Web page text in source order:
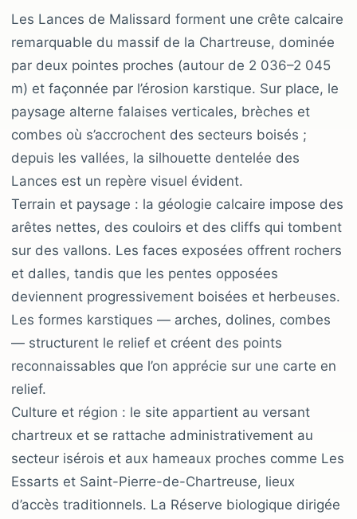
Les Lances de Malissard forment une crête calcaire
remarquable du massif de la Chartreuse, dominée
par deux pointes proches (autour de 2 036–2 045
m) et façonnée par l’érosion karstique. Sur place, le
paysage alterne falaises verticales, brèches et
combes où s’accrochent des secteurs boisés ;
depuis les vallées, la silhouette dentelée des
Lances est un repère visuel évident.
Terrain et paysage : la géologie calcaire impose des
arêtes nettes, des couloirs et des cliffs qui tombent
sur des vallons. Les faces exposées offrent rochers
et dalles, tandis que les pentes opposées
deviennent progressivement boisées et herbeuses.
Les formes karstiques — arches, dolines, combes
— structurent le relief et créent des points
reconnaissables que l’on apprécie sur une carte en
relief.
Culture et région : le site appartient au versant
chartreux et se rattache administrativement au
secteur isérois et aux hameaux proches comme Les
Essarts et Saint-Pierre-de-Chartreuse, lieux
d’accès traditionnels. La Réserve biologique dirigée